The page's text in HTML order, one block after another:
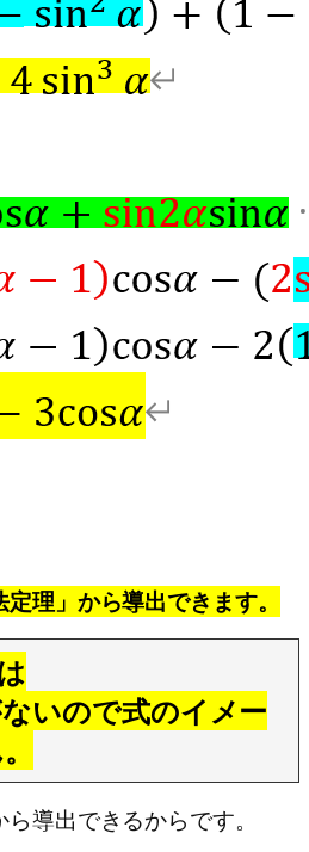
理」から導出できます。
いので式のイメー
導出できるからです。